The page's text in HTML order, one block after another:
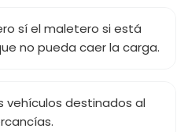
sí el maletero si está
no pueda caer la carga.
vehículos destinados al